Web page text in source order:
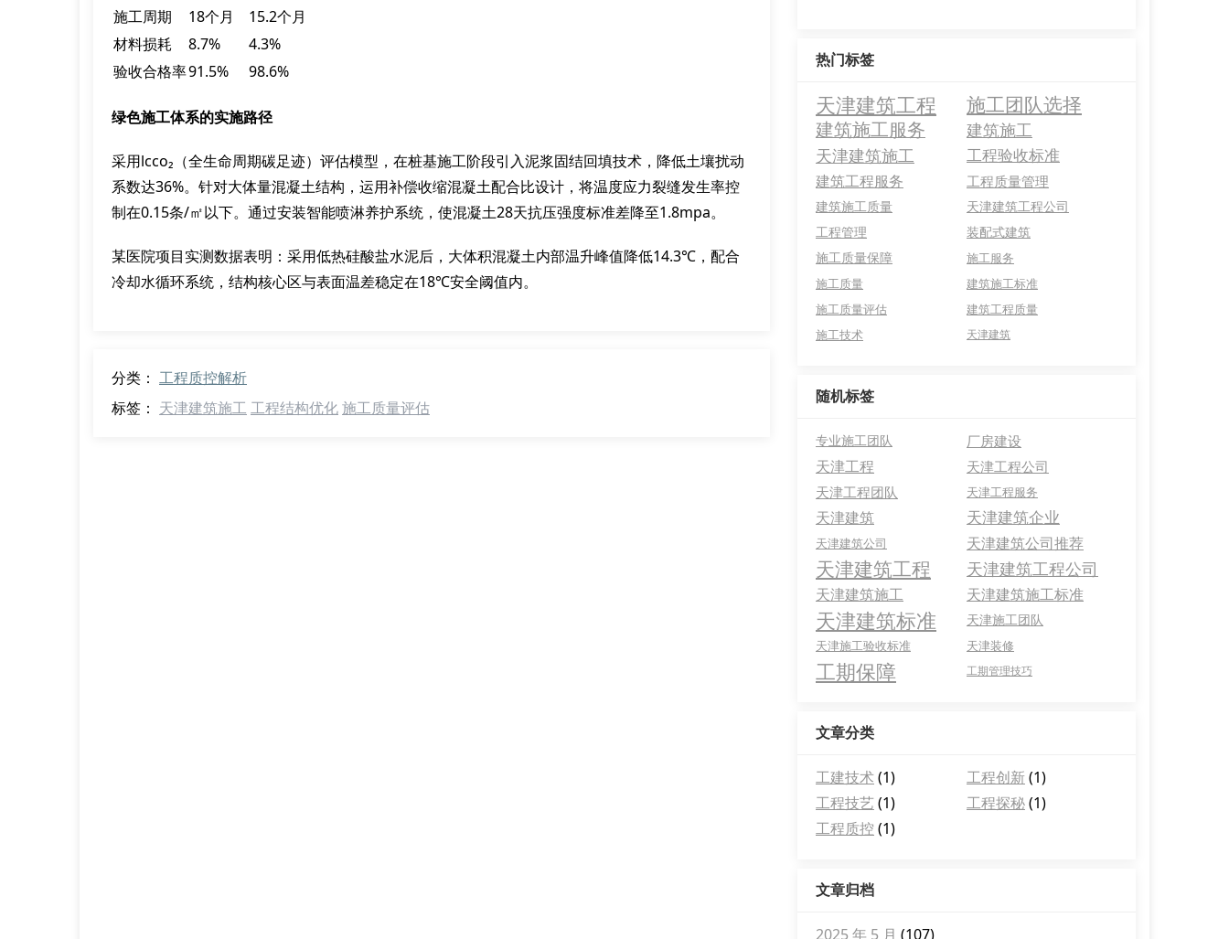
施工周期
18个月
15.2个月
材料损耗
8.7%
4.3%
验收合格率91.5% 98.6%
绿色施工体系的实施路径
采用lcco₂（全生命周期碳足迹）评估模型，在桩基施工阶段引入泥浆固结回填技术，降低土壤扰动
系数达36%。针对大体量混凝土结构，运用补偿收缩混凝土配合比设计，将温度应力裂缝发生率控
制在0.15条/㎡以下。通过安装智能喷淋养护系统，使混凝土28天抗压强度标准差降至1.8mpa。
某医院项目实测数据表明：采用低热硅酸盐水泥后，大体积混凝土内部温升峰值降低14.3℃，配合
冷却水循环系统，结构核心区与表面温差稳定在18℃安全阈值内。
分类： 工程质控解析
标签： 天津建筑施工 工程结构优化施工质量评估
热门标签
天津建筑工程 施工团队选择
建筑施工服务
建筑施工
天津建筑施工
工程验收标准
建筑工程服务 工程质量管理
建筑施工质量
天津建筑工程公司
工程管理
装配式建筑
施工质量保障
施工服务
施工质量
建筑施工标准
施工质量评估
建筑工程质量
施工技术
天津建筑
随机标签
专业施工团队 厂房建设
天津工程
天津工程公司
天津工程团队
天津工程服务
天津建筑 天津建筑企业
天津建筑公司 天津建筑公司推荐
天津建筑工程 天津建筑工程公司
天津建筑施工 天津建筑施工标准
天津建筑标准 天津施工团队
天津施工验收标准 天津装修
工期保障 工期管理技巧
文章分类
工建技术(1) 工程创新(1)
工程技艺(1) 工程探秘(1)
工程质控 (1)
文章归档
2025 年 5 月 (107)